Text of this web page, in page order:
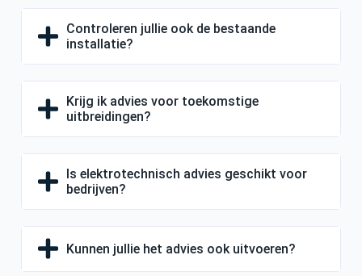
Controleren jullie ook de bestaande
installatie?
Krijg ik advies voor toekomstige
uitbreidingen?
Is elektrotechnisch advies geschikt voor
bedrijven?
Kunnen jullie het advies ook uitvoeren?